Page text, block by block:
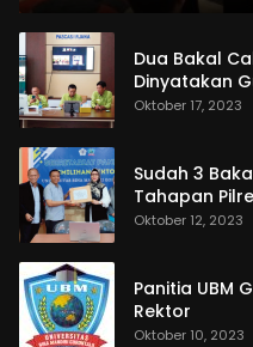
Dua Bakal
Dinyatakan
Oktober 17, 2023
Sudah 3
Tahapan
Oktober 12, 2023
Panitia UBM
Rektor
Oktober 10, 2023